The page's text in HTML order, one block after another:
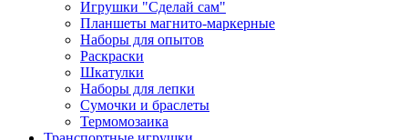
Игрушки "Сделай сам"
Планшеты магнито-маркерные
Наборы для опытов
Раскраски
Шкатулки
Наборы для лепки
Сумочки и браслеты
Термомозаика